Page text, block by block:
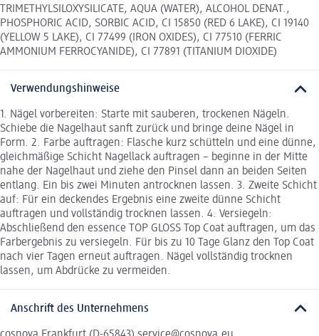
TRIMETHYLSILOXYSILICATE, AQUA (WATER), ALCOHOL DENAT.,
PHOSPHORIC ACID, SORBIC ACID, CI 15850 (RED 6 LAKE), CI 19140
(YELLOW 5 LAKE), CI 77499 (IRON OXIDES), CI 77510 (FERRIC
AMMONIUM FERROCYANIDE), CI 77891 (TITANIUM DIOXIDE)
Verwendungshinweise
1. Nägel vorbereiten: Starte mit sauberen, trockenen Nägeln.
Schiebe die Nagelhaut sanft zurück und bringe deine Nägel in
Form. 2. Farbe auftragen: Flasche kurz schütteln und eine dünne,
gleichmäßige Schicht Nagellack auftragen – beginne in der Mitte
nahe der Nagelhaut und ziehe den Pinsel dann an beiden Seiten
entlang. Ein bis zwei Minuten antrocknen lassen. 3. Zweite Schicht
auf: Für ein deckendes Ergebnis eine zweite dünne Schicht
auftragen und vollständig trocknen lassen. 4. Versiegeln:
Abschließend den essence TOP GLOSS Top Coat auftragen, um das
Farbergebnis zu versiegeln. Für bis zu 10 Tage Glanz den Top Coat
nach vier Tagen erneut auftragen. Nägel vollständig trocknen
lassen, um Abdrücke zu vermeiden.
Anschrift des Unternehmens